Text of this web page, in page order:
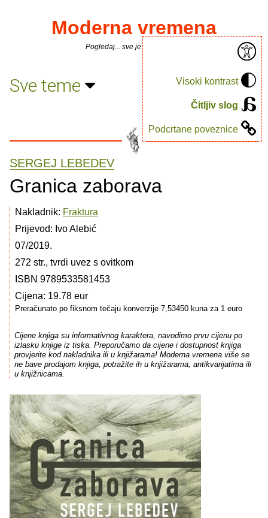
Visoki kontrast
Čitljiv slog
Podcrtane poveznice
Moderna vremena
Pogledaj... sve je puno knjiga.
Sve teme
SERGEJ LEBEDEV
Granica zaborava
Nakladnik: Fraktura
Prijevod: Ivo Alebić
07/2019.
272 str., tvrdi uvez s ovitkom
ISBN 9789533581453
Cijena: 19.78 eur
Preračunato po fiksnom tečaju konverzije 7,53450 kuna za 1 euro
Cijene knjiga su informativnog karaktera, navodimo prvu cijenu po
izlasku knjige iz tiska. Preporučamo da cijene i dostupnost knjiga
provjerite kod nakladnika ili u knjižarama! Moderna vremena više se
ne bave prodajom knjiga, potražite ih u knjižarama, antikvarijatima ili
u knjižnicama.